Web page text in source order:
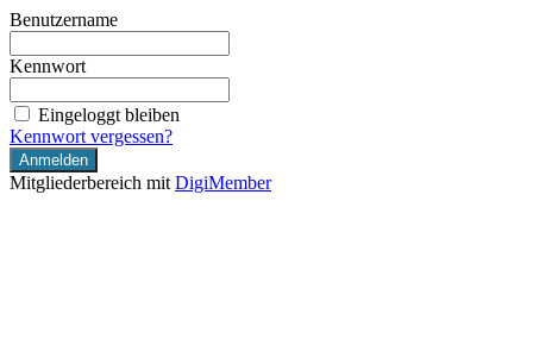
Benutzername
Kennwort
Eingeloggt bleiben
Kennwort vergessen?
Mitgliederbereich mit DigiMember